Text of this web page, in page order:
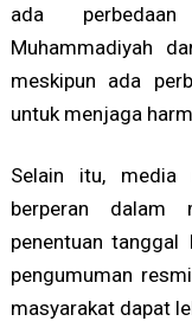
ada
Muhammadiyah
meskipun ada
untuk menjaga
Selain itu,
berperan dalam
penentuan tanggal
pengumuman
masyarakat dapat